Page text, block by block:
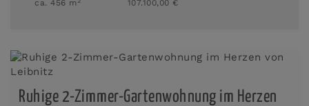
ca. 456 m 107.100,00 €
Ruhige 2-Zimmer-Gartenwohnung im Herzen